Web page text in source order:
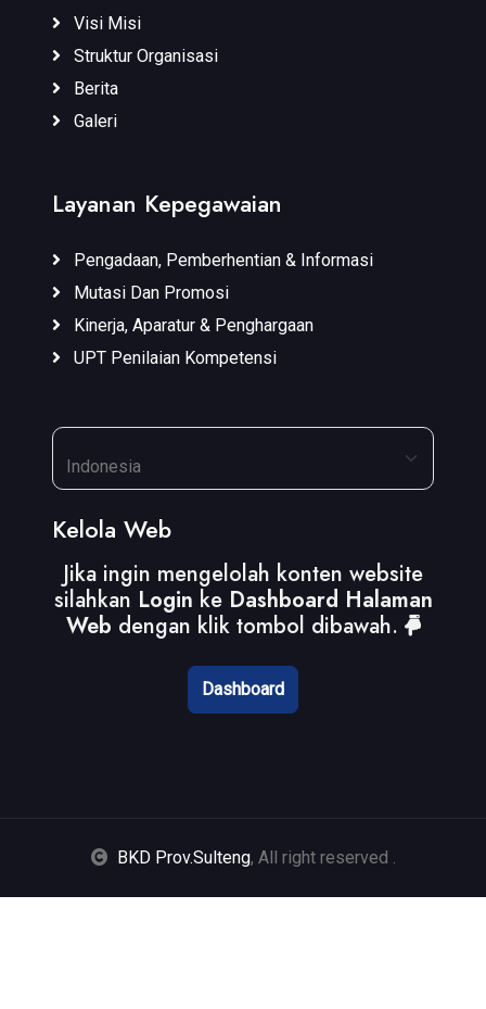
Visi Misi
Struktur Organisasi
Berita
Galeri
Layanan Kepegawaian
Pengadaan, Pemberhentian & Informasi
Mutasi Dan Promosi
Kinerja, Aparatur & Penghargaan
UPT Penilaian Kompetensi
Kelola Web
Jika ingin mengelolah konten website
silahkan Login ke Dashboard Halaman
Web dengan klik tombol dibawah.
Dashboard
BKD Prov.Sulteng, All right reserved .